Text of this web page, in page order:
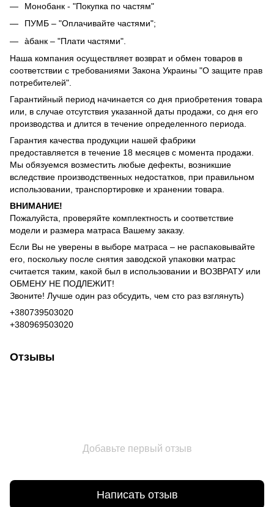
Монобанк - "Покупка по частям"
ПУМБ – "Оплачивайте частями";
àбанк – "Плати частями".
Наша компания осуществляет возврат и обмен товаров в
соответствии с требованиями Закона Украины "О защите прав
потребителей".
Гарантийный период начинается со дня приобретения товара
или, в случае отсутствия указанной даты продажи, со дня его
производства и длится в течение определенного периода.
Гарантия качества продукции нашей фабрики
предоставляется в течение 18 месяцев с момента продажи.
Мы обязуемся возместить любые дефекты, возникшие
вследствие производственных недостатков, при правильном
использовании, транспортировке и хранении товара.
ВНИМАНИЕ!
Пожалуйста, проверяйте комплектность и соответствие
модели и размера матраса Вашему заказу.
Если Вы не уверены в выборе матраса – не распаковывайте
его, поскольку после снятия заводской упаковки матрас
считается таким, какой был в использовании и ВОЗВРАТУ или
ОБМЕНУ НЕ ПОДЛЕЖИТ!
Звоните! Лучше один раз обсудить, чем сто раз взглянуть)
+380739503020
+380969503020
Отзывы
Добавьте первый отзыв
Написать отзыв